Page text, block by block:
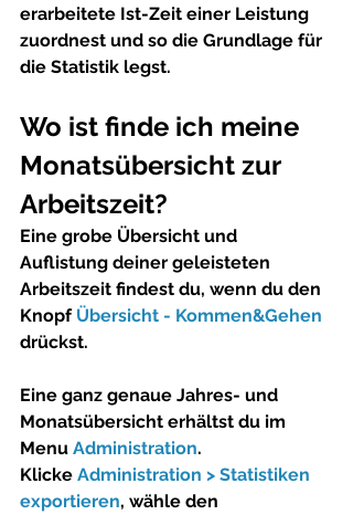
erarbeitete Ist-Zeit einer Leistung
zuordnest und so die Grundlage für
die Statistik legst.
Wo ist finde ich meine
Monatsübersicht zur
Arbeitszeit?
Eine grobe Übersicht und
Auflistung deiner geleisteten
Arbeitszeit findest du, wenn du den
Knopf Übersicht - Kommen&Gehen
drückst.
Eine ganz genaue Jahres- und
Monatsübersicht erhältst du im
Menu Administration.
Klicke Administration > Statistiken
exportieren, wähle den